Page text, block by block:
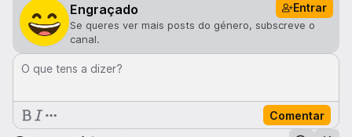
Engraçado Entrar
Se queres ver mais posts do género, subscreve o
canal.
O que tens a dizer?
Comentar